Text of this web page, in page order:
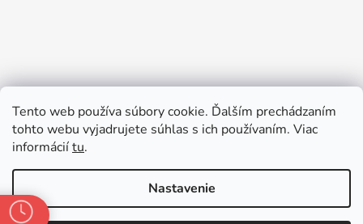
Tento web používa súbory cookie. Ďalším prechádzaním
tohto webu vyjadrujete súhlas s ich používaním. Viac
informáciítu.
Nastavenie
Sledovať na Instagrame